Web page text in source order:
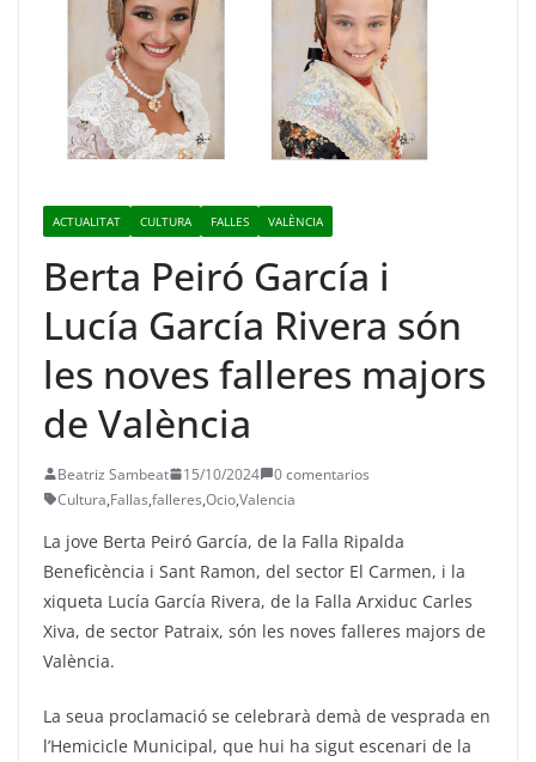
ACTUALITAT CULTURA FALLES VALÈNCIA
Berta Peiró García i
Lucía García Rivera són
les noves falleres majors
de València
Beatriz Sambeat 15/10/2024
0 comentarios
Cultura,Fallas,falleres,Ocio,Valencia
La jove Berta Peiró García, de la Falla Ripalda
Beneficència i Sant Ramon, del sector El Carmen, i la
xiqueta Lucía García Rivera, de la Falla Arxiduc Carles
Xiva, de sector Patraix, són les noves falleres majors de
València.
La seua proclamació se celebrarà demà de vesprada en
l’Hemicicle Municipal, que hui ha sigut escenari de la